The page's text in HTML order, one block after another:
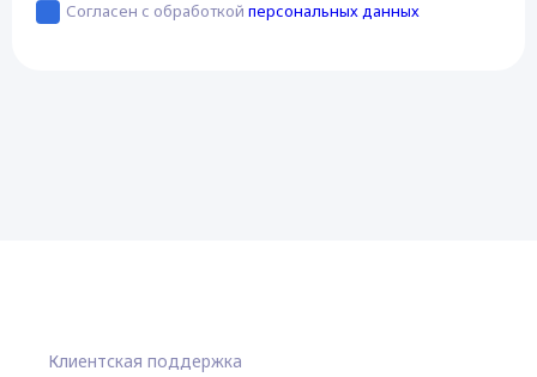
Согласен с обработкой персональных данных
Клиентская поддержка